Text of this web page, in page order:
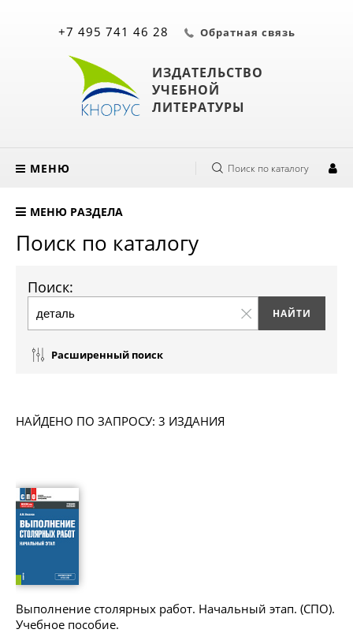
ИЗДАТЕЛЬСТВО
УЧЕБНОЙ
ЛИТЕРАТУРЫ
+7 495 741 46 28 Обратная связь
МЕНЮ Поиск по каталогу
МЕНЮ РАЗДЕЛА
Поиск по каталогу
Поиск:
Расширенный поиск
НАЙДЕНО ПО ЗАПРОСУ: 3 ИЗДАНИЯ
Выполнение столярных работ. Начальный этап. (СПО).
Учебное пособие.